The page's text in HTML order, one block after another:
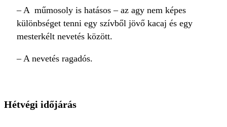
– A műmosoly is hatásos – az agy nem képes
különbséget tenni egy szívből jövő kacaj és egy
mesterkélt nevetés között.
– A nevetés ragadós.
Hétvégi időjárás